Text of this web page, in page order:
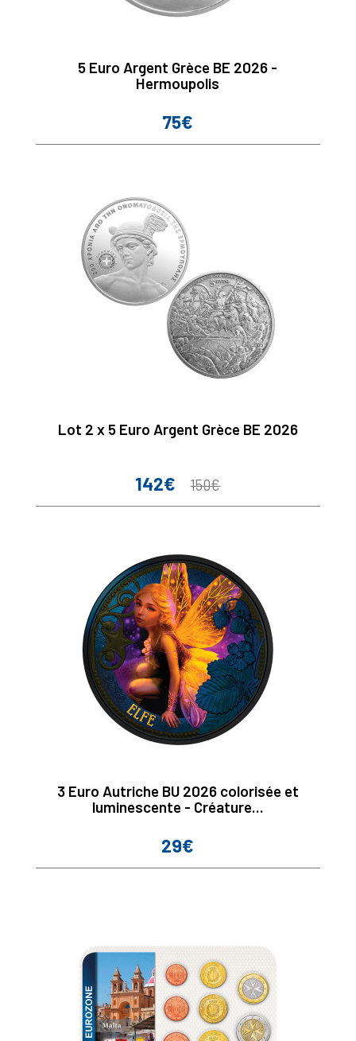
5 Euro Argent Grèce BE 2026 -
Hermoupolis
Prix
75€
Lot 2 x 5 Euro Argent Grèce BE 2026
Prix
142€
Prix
150€
3 Euro Autriche BU 2026 colorisée et
luminescente - Créature...
Prix
29€